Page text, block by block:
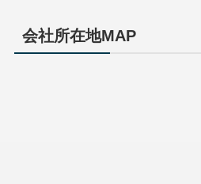
会社所在地MAP